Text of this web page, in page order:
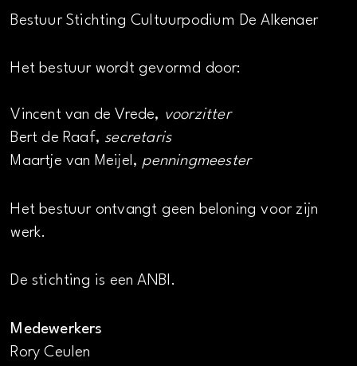
Bestuur Stichting Cultuurpodium De Alkenaer
Het bestuur wordt gevormd door:
Vincent van de Vrede, voorzitter
Bert de Raaf, secretaris
Maartje van Meijel, penningmeester
Het bestuur ontvangt geen beloning voor zijn
werk.
De stichting is een ANBI.
Medewerkers
Rory Ceulen